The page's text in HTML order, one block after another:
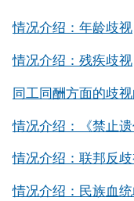
情况介绍：年龄歧视
情况介绍：残疾歧视
同工同酬方面的歧
情况介绍：《禁止
情况介绍：联邦反
情况介绍：民族血